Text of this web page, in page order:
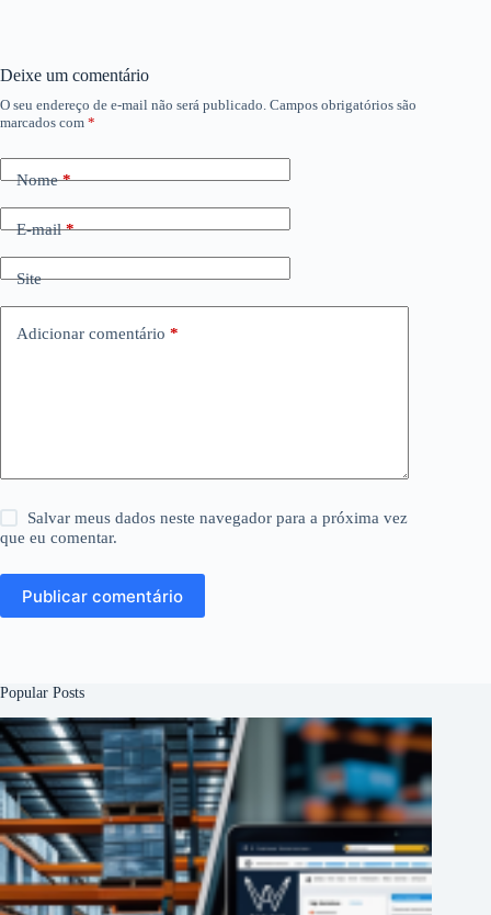
Deixe um comentário
O seu endereço de e-mail não será publicado. Campos obrigatórios são
marcados com *
Nome*
E-mail*
Site
Adicionar comentário *
Salvar meus dados neste navegador para a próxima vez
que eu comentar.
Publicar comentário
Popular Posts